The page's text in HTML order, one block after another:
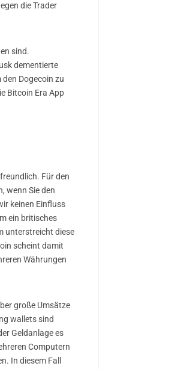
die Trader
sind.
dementierte
Dogecoin zu
Bitcoin Era App
Für den
wenn Sie den
keinen Einfluss
ein britisches
unterstreicht diese
scheint damit
Währungen
große Umsätze
wallets sind
Geldanlage es
Computern
In diesem Fall